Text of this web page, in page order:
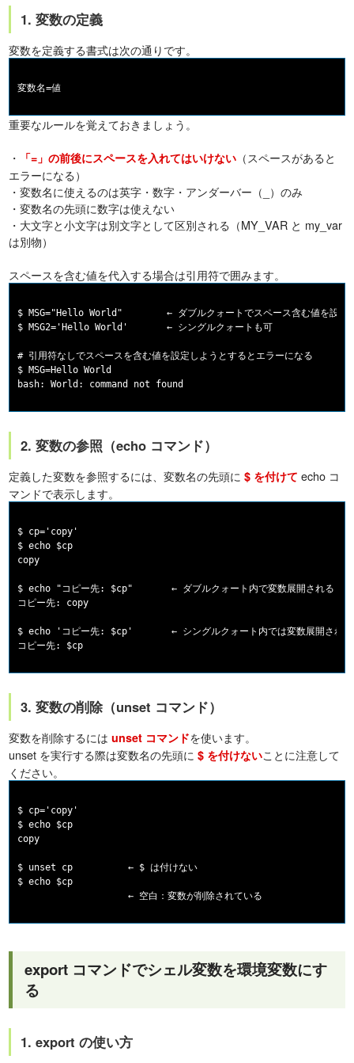
1. 変数の定義
変数を定義する書式は次の通りです。
重要なルールを覚えておきましょう。
・
「=」の前後にスペースを入れてはいけない （スペースがあると
エラーになる）
・変数名に使えるのは英字・数字・アンダーバー（_）のみ
・変数名の先頭に数字は使えない
・大文字と小文字は別文字として区別される（MY_VAR と my_var
は別物）
スペースを含む値を代入する場合は引用符で囲みます。
$ MSG="Hello World"        ← ダブルクォートでスペース含む値を設定
$ MSG2='Hello World'       ← シングルクォートも可
# 引用符なしでスペースを含む値を設定しようとするとエラーになる
$ MSG=Hello World
2. 変数の参照（echo コマンド）
定義した変数を参照するには、変数名の先頭に$ を付けて echo コ
マンドで表示します。
$ cp='copy'
$ echo $cp
copy
$ echo "コピー先: $cp"       ← ダブルクォート内で変数展開される
コピー先: copy
$ echo 'コピー先: $cp'       ← シングルクォート内では変数展開されな
3. 変数の削除（unset コマンド）
変数を削除するにはunset コマンドを使います。
unset を実行する際は変数名の先頭に$ を付けないことに注意して
ください。
$ cp='copy'
$ echo $cp
copy
$ unset cp          ← $ は付けない
$ echo $cp
export コマンドでシェル変数を環境変数にす
る
1. export の使い方